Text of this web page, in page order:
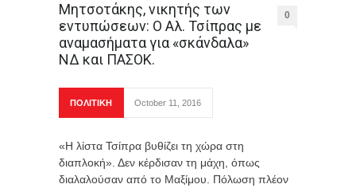
Μητσοτάκης, νικητής των
εντυπώσεων: Ο Αλ. Τσίπρας με
αναμασήματα για «σκάνδαλα»
ΝΔ και ΠΑΣΟΚ.
0
ΠΟΛΙΤΙΚΗ October 11, 2016
«Η λίστα Τσίπρα βυθίζει τη χώρα στη
διαπλοκή». Δεν κέρδισαν τη μάχη, όπως
διαλαλούσαν από το Μαξίμου. Πόλωση πλέον